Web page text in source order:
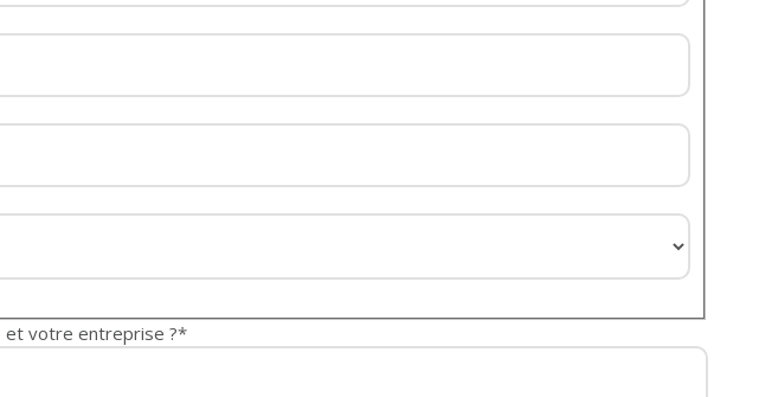
et votre entreprise ?*